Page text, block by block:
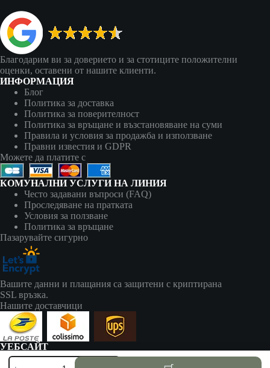
количество
Благодарим ви за доверието и за стотиците положителни
оценки, оставени от нашите клиенти.
ИНФОРМАЦИЯ
Блог
Политика за доставка
Политика за поверителност
Политика за връщане и възстановяване на суми
Правила и условия за продажба и използване
Правни известия и GDPR
Можете да платите с
КОМУНАЛНИ УСЛУГИ НА ЛИНИЯ
Често задавани въпроси (FAQ)
Проследяване на пратката
Условия за ползване
Политика за връщане
Пазарувайте сигурно
Вашите данни и плащания са защитени с криптирана
SSL връзка.
Нашите доставчици
УЕБСАЙТ
zapalki-bg.com принадлежи на: